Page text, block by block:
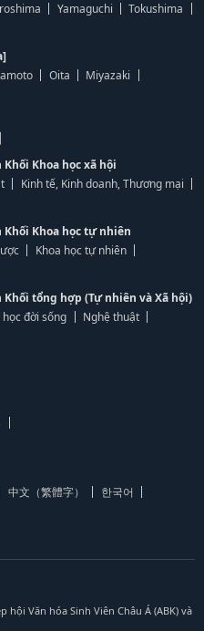
Yamaguchi
Tokushima
Oita
Miyazaki
Khoa học xã hội
Kinh tế, Kinh doanh, Thương mại
Khoa học tự nhiên
Khoa học tự nhiên
tổng hợp (Tự nhiên và Xã hội)
học đời sống
Nghệ thuật
中文（繁體字）
한국어
Văn hóa Sinh Viên Châu Á (ABK) và